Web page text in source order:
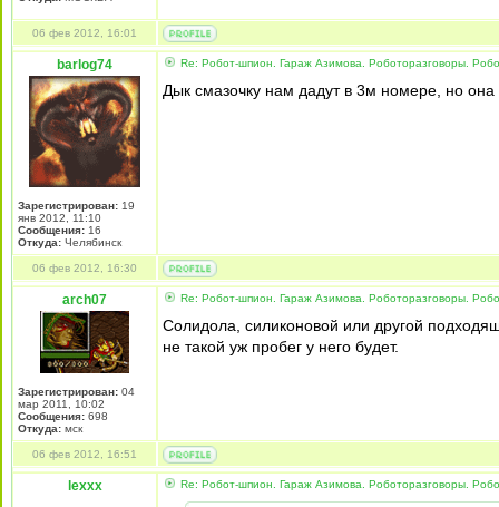
06 фев 2012, 16:01
barlog74
Зарегистрирован: 19
янв 2012, 11:10
Сообщения: 16
Откуда: Челябинск
Re: Робот-шпион. Гараж Азимова. Роботоразговоры.
Дык смазочку нам дадут в 3м номере, но она
06 фев 2012, 16:30
arch07
Зарегистрирован: 04
мар 2011, 10:02
Сообщения: 698
Откуда: мск
Re: Робот-шпион. Гараж Азимова. Роботоразговоры.
Солидола, силиконовой или другой
не такой уж пробег у него будет.
06 фев 2012, 16:51
lexxx Re: Робот-шпион. Гараж Азимова. Роботоразговоры.